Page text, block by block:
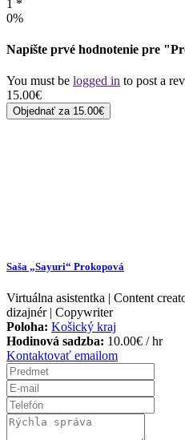
1 *
0%
Napíšte prvé hodnotenie pre
You must be logged in to post a
15.00€
Objednať za 15.00€
Saša „Sayuri“ Prokopová
Virtuálna asistentka | Content
dizajnér | Copywriter
Poloha: Košický kraj
Hodinová sadzba: 10.00€ / hr
Kontaktovať emailom